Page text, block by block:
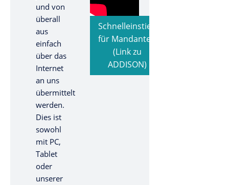
und von
überall
aus
einfach
über das
Internet
an uns
übermittelt
werden.
Dies ist
sowohl
mit PC,
Tablet
oder
unserer
Schnelleinstieg
für Mandanten
(Link zu
ADDISON)